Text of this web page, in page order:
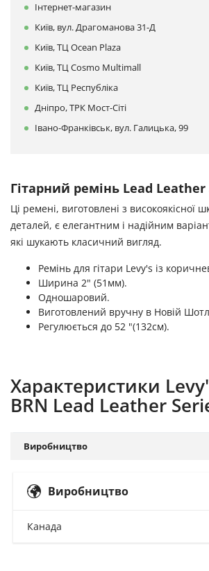
Інтернет-магазин
Київ, вул. Драгоманова 31-Д
Київ, ТЦ Ocean Plaza
Київ, ТЦ Cosmo Multimall
Київ, ТЦ Республіка
Дніпро, ТРК Мост-Сіті
Івано-Франківськ, вул. Галицька, 99
Гітарний ремінь Lead Leather
Ці ремені, виготовлені з високоякісної
деталей, є елегантним і надійним
які шукають класичний вигляд.
Ремінь для гітари Levy's із
Ширина 2" (51мм).
Одношаровий.
Виготовлений вручну в Новій
Регулюється до 52 "(132см).
Характеристики
BRN Lead Leather
Виробництво
Виробництво
Канада